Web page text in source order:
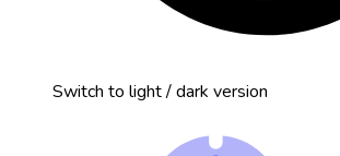
Switch to light / dark version